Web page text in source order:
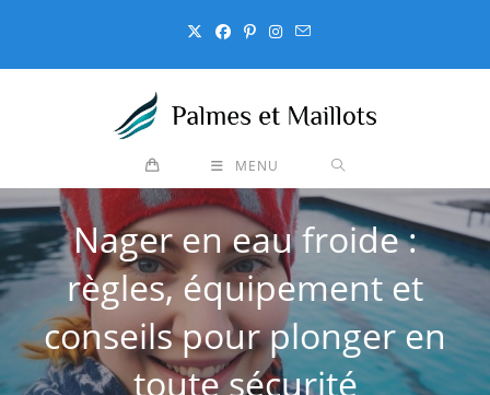
content
MENU
Nager en eau froide :
règles, équipement et
conseils pour plonger en
toute sécurité